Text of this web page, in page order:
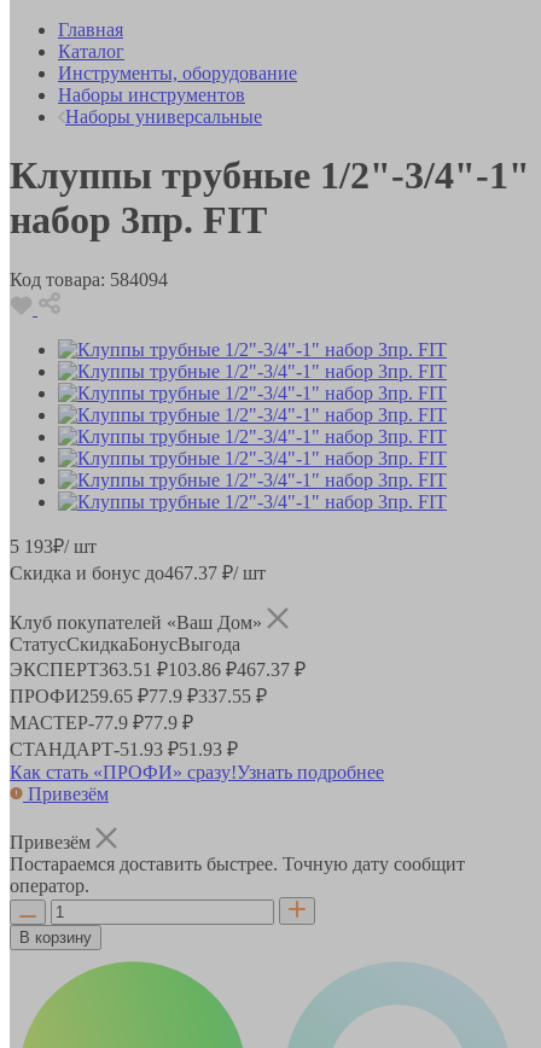
Главная
Каталог
Инструменты, оборудование
Наборы инструментов
Наборы универсальные
Клуппы трубные 1/2"-3/4"-1"
набор 3пр. FIT
Код товара: 584094
5 193₽/ шт
Скидка и бонус до467.37 ₽/ шт
Клуб покупателей «Ваш Дом»
СтатусСкидкаБонусВыгода
ЭКСПЕРТ363.51 ₽103.86 ₽467.37 ₽
ПРОФИ259.65 ₽77.9 ₽337.55 ₽
МАСТЕР-77.9 ₽77.9 ₽
СТАНДАРТ-51.93 ₽51.93 ₽
Как стать «ПРОФИ» сразу!Узнать подробнее
Привезём
Привезём
Постараемся доставить быстрее. Точную дату сообщит
оператор.
В корзину